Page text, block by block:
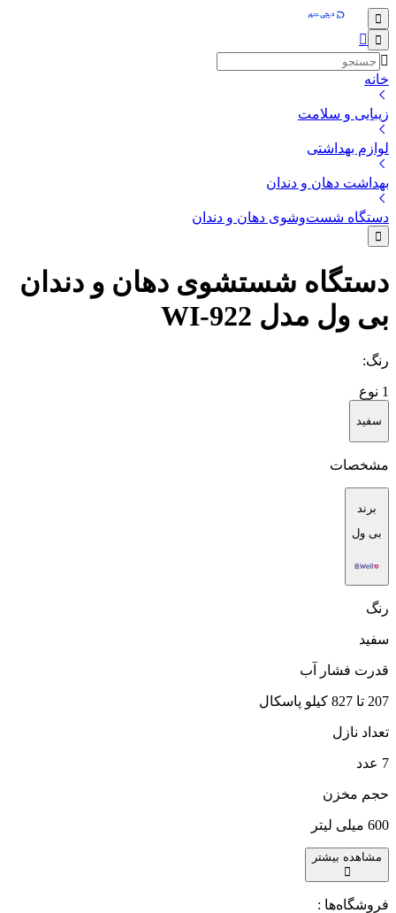
خانه
زیبایی و سلامت
لوازم بهداشتی
بهداشت دهان و دندان
دستگاه شست‌وشوی دهان و دندان
دستگاه شستشوی دهان و دندان
بی ول مدل WI-922
رنگ:
1 نوع
سفید
مشخصات
برند
بی ول
رنگ
سفید
قدرت فشار آب
207 تا 827 کیلو پاسکال
تعداد نازل
7 عدد
حجم مخزن
600 میلی لیتر
مشاهده بیشتر
فروشگاه‌ها :